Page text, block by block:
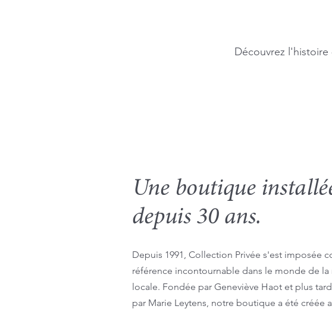
Découvrez
Une boutique
depuis 30 ans.
Depuis 1991, Collection Privée s'est imposée
référence incontournable dans le monde de la
locale. Fondée par Geneviève Haot et plus
par Marie Leytens, notre boutique a été créée